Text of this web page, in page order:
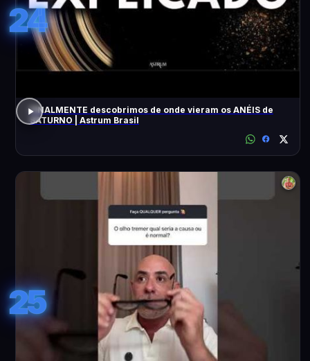
24
FINALMENTE descobrimos de onde vieram os ANÉIS de
SATURNO | Astrum Brasil
25